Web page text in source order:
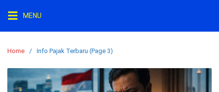
content
MENU
Home Info Pajak Terbaru (Page 3)